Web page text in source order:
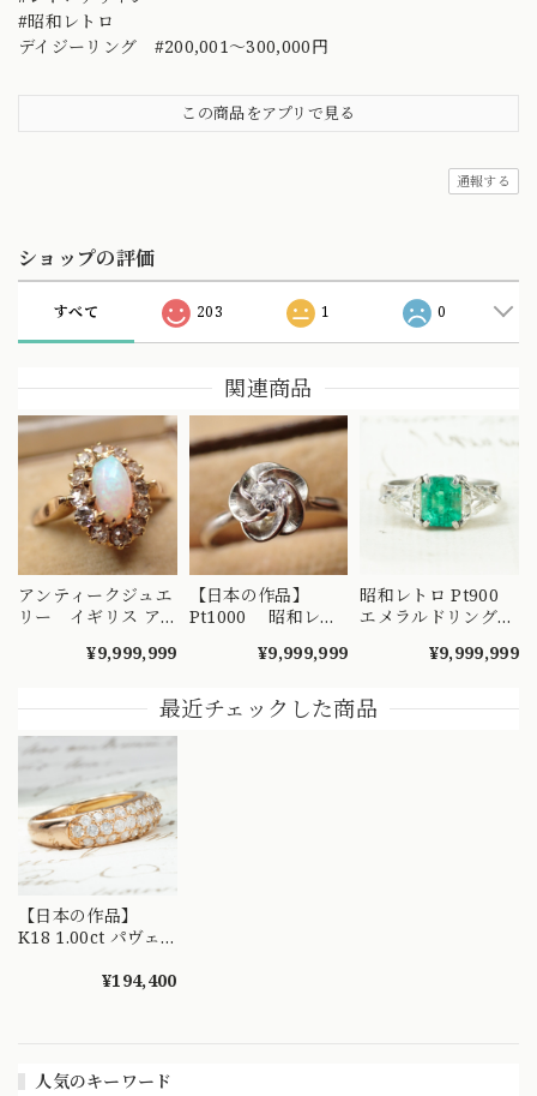
人気のキーワード
#昭和レトロ
デイジーリング #200,001～300,000円
この商品をアプリで見る
通報する
ショップの評価
すべて 203 1 0
関連商品
アンティークジュエ
リー イギリス ア
エッジ技法 クラス
イン リング K18 オ
パール ダイヤモン
ド 〜オパールとダ
イヤのお花の様なデ
ザイン〜 DR00689
¥9,999,999
【日本の作品】
Pt1000 昭和レト
リング 捻り梅
り 吉祥文様 ～
楚々とした可憐な華
¥9,999,999
昭和レトロ Pt900
エメラルドリング
トカット ダイヤモ
テージジュエリー
～顔まで美しい ト
¥9,999,999
最近チェックした商品
【日本の作品】
K18 1.00ct パヴェ
ヤモンド リング 指
¥194,400